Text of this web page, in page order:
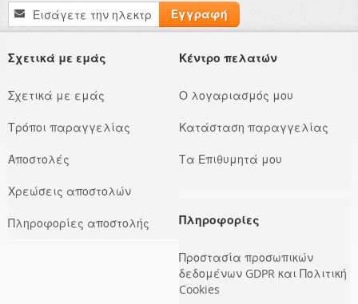
Εγγραφή
στο
Δελτίο:
Εγγραφή
Σχετικά με εμάς
Σχετικά με εμάς
Τρόποι παραγγελίας
Αποστολές
Χρεώσεις αποστολών
Πληροφορίες αποστολής
Κέντρο πελατών
Ο λογαριασμός μου
Κατάσταση παραγγελίας
Τα Επιθυμητά μου
Πληροφορίες
Προστασία προσωπικών
δεδομένων GDPR και Πολιτική
Cookies